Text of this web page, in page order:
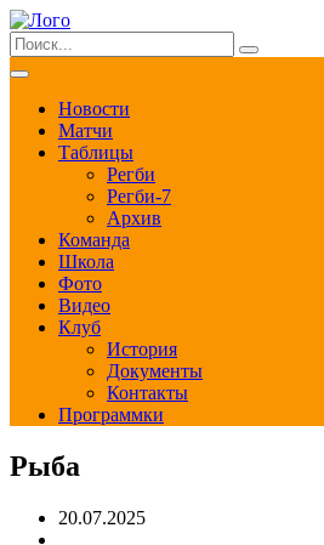
Новости
Матчи
Таблицы
Регби
Регби-7
Архив
Команда
Школа
Фото
Видео
Клуб
История
Документы
Контакты
Программки
Рыба
20.07.2025